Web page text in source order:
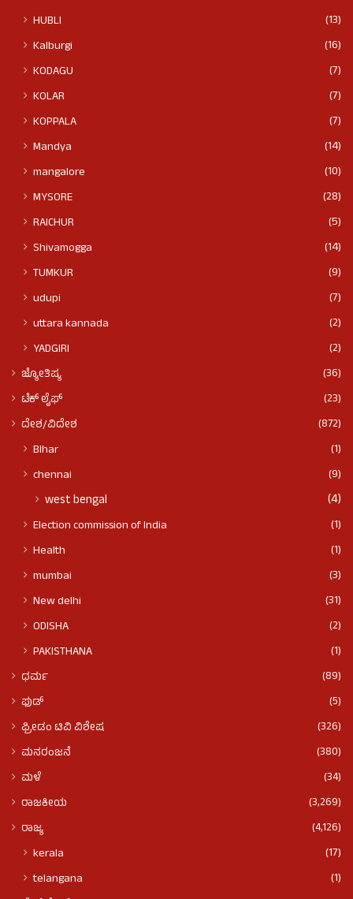
HUBLI
(13)
Kalburgi
(16)
KODAGU
(7)
KOLAR
(7)
KOPPALA
(7)
Mandya
(14)
mangalore
(10)
MYSORE
(28)
RAICHUR
(5)
Shivamogga
(14)
TUMKUR
(9)
udupi
(7)
uttara kannada
(2)
YADGIRI
(2)
ಜ್ಯೋತಿಷ್ಯ
(36)
ಟೆಕ್ ಲೈಫ್
(23)
ದೇಶ/ವಿದೇಶ
(872)
BIhar
(1)
chennai
(9)
west bengal (4)
Election commission of India
(1)
Health
(1)
mumbai
(3)
New delhi
(31)
ODISHA
(2)
PAKISTHANA
(1)
ಧರ್ಮ
(89)
ಫುಡ್​​
(5)
ಫ್ರೀಡಂ ಟಿವಿ ವಿಶೇಷ
(326)
ಮನರಂಜನೆ
(380)
ಮಳೆ
(34)
ರಾಜಕೀಯ
(3,269)
ರಾಜ್ಯ
(4,126)
kerala
(17)
telangana
(1)